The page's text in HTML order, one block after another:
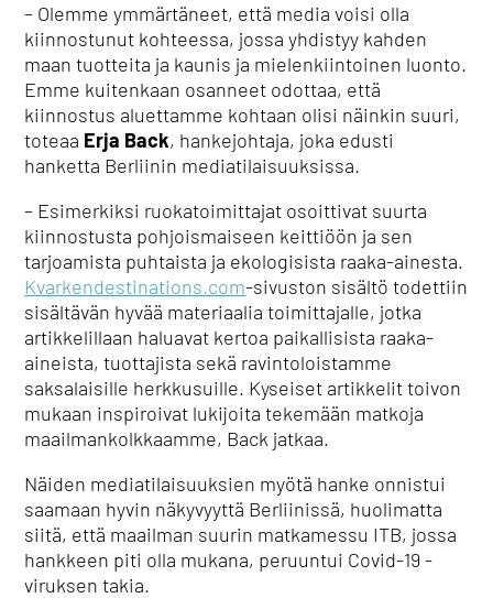
– Olemme ymmärtäneet, että media voisi olla
kiinnostunut kohteessa, jossa yhdistyy kahden
maan tuotteita ja kaunis ja mielenkiintoinen luonto.
Emme kuitenkaan osanneet odottaa, että
kiinnostus aluettamme kohtaan olisi näinkin suuri,
toteaa Erja Back, hankejohtaja, joka edusti
hanketta Berliinin mediatilaisuuksissa.
– Esimerkiksi ruokatoimittajat osoittivat suurta
kiinnostusta pohjoismaiseen keittiöön ja sen
tarjoamista puhtaista ja ekologisista raaka-ainesta.
Kvarkendestinations.com-sivuston sisältö todettiin
sisältävän hyvää materiaalia toimittajalle, jotka
artikkelillaan haluavat kertoa paikallisista raaka-
aineista, tuottajista sekä ravintoloistamme
saksalaisille herkkusuille. Kyseiset artikkelit toivon
mukaan inspiroivat lukijoita tekemään matkoja
maailmankolkkaamme, Back jatkaa.
Näiden mediatilaisuuksien myötä hanke onnistui
saamaan hyvin näkyvyyttä Berliinissä, huolimatta
siitä, että maailman suurin matkamessu ITB, jossa
hankkeen piti olla mukana, peruuntui Covid-19 -
viruksen takia.